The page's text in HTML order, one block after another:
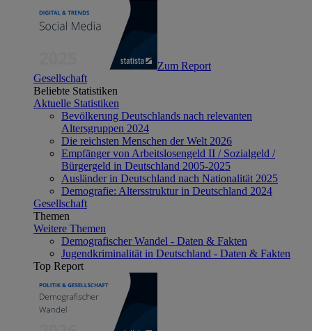
Zum Report
Gesellschaft
Beliebte Statistiken
Aktuelle Statistiken
Bevölkerung Deutschlands nach relevanten
Altersgruppen 2024
Die reichsten Menschen der Welt 2026
Empfänger von Arbeitslosengeld II / Sozialgeld /
Bürgergeld in Deutschland 2005-2025
Ausländer in Deutschland nach Nationalität 2025
Demografie: Altersstruktur in Deutschland 2024
Gesellschaft
Themen
Weitere Themen
Demografischer Wandel - Daten & Fakten
Jugendkriminalität in Deutschland - Daten & Fakten
Top Report